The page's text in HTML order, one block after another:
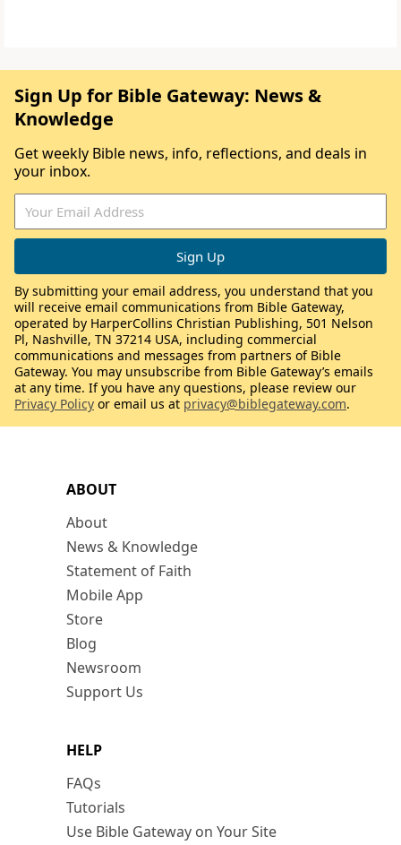
ABOUT
About
News & Knowledge
Statement of Faith
Mobile App
Store
Blog
Newsroom
Support Us
HELP
FAQs
Tutorials
Use Bible Gateway on Your Site
Sign Up for Bible Gateway: News &
Knowledge
Get weekly Bible news, info, reflections, and deals in
your inbox.
By submitting your email address, you understand that you
will receive email communications from Bible Gateway,
operated by HarperCollins Christian Publishing, 501 Nelson
Pl, Nashville, TN 37214 USA, including commercial
communications and messages from partners of Bible
Gateway. You may unsubscribe from Bible Gateway’s emails
at any time. If you have any questions, please review our
Privacy Policy or email us at privacy@biblegateway.com.